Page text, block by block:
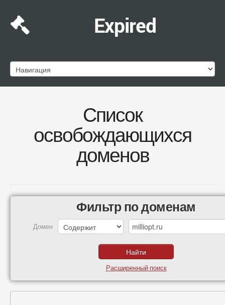
Expired
Список
освобождающихся
доменов
Фильтр по доменам
Домен
Расширенный поиск